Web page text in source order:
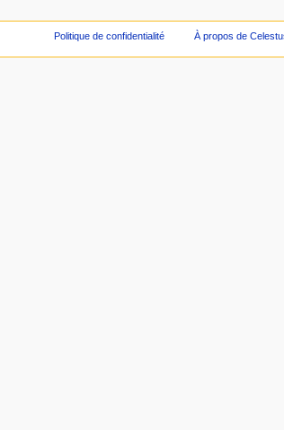
Politique de confidentialité À propos de